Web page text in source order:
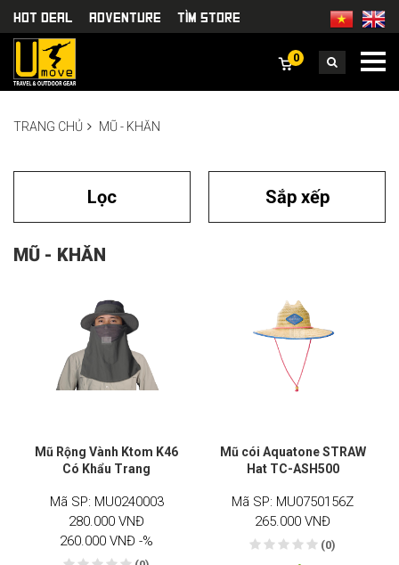
HOT DEAL Adventure TÌm Store
0
TRANG CHỦ MŨ - KHĂN
Lọc Sắp xếp
MŨ - KHĂN
Mũ Rộng Vành Ktom K46
Có Khẩu Trang
Mã SP: MU0240003
280.000 VNĐ
260.000 VNĐ -%
Mũ cói Aquatone STRAW
Hat TC-ASH500
Mã SP: MU0750156Z
265.000 VNĐ
(0)